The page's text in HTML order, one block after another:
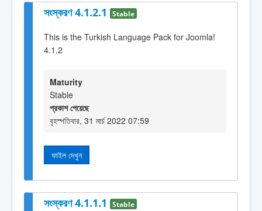
সংস্করণ 4.1.2.1 Stable
This is the Turkish Language Pack for Joomla!
4.1.2
Maturity
Stable
প্রকাশ পেয়েছে
বৃহস্পতিবার, 31 মার্চ 2022 07:59
ফাইল দেখুন
সংস্করণ 4.1.1.1 Stable